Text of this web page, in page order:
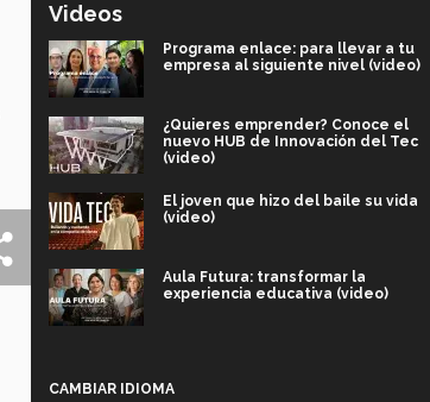
Videos
Programa enlace: para llevar a tu
empresa al siguiente nivel (video)
¿Quieres emprender? Conoce el
nuevo HUB de Innovación del Tec
(video)
El joven que hizo del baile su vida
(video)
Aula Futura: transformar la
experiencia educativa (video)
CAMBIAR IDIOMA